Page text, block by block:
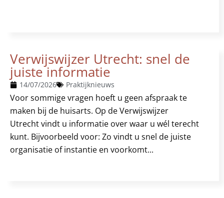
Verwijswijzer Utrecht: snel de
juiste informatie
14/07/2026 Praktijknieuws
Voor sommige vragen hoeft u geen afspraak te
maken bij de huisarts. Op de Verwijswijzer
Utrecht vindt u informatie over waar u wél terecht
kunt. Bijvoorbeeld voor: Zo vindt u snel de juiste
organisatie of instantie en voorkomt...